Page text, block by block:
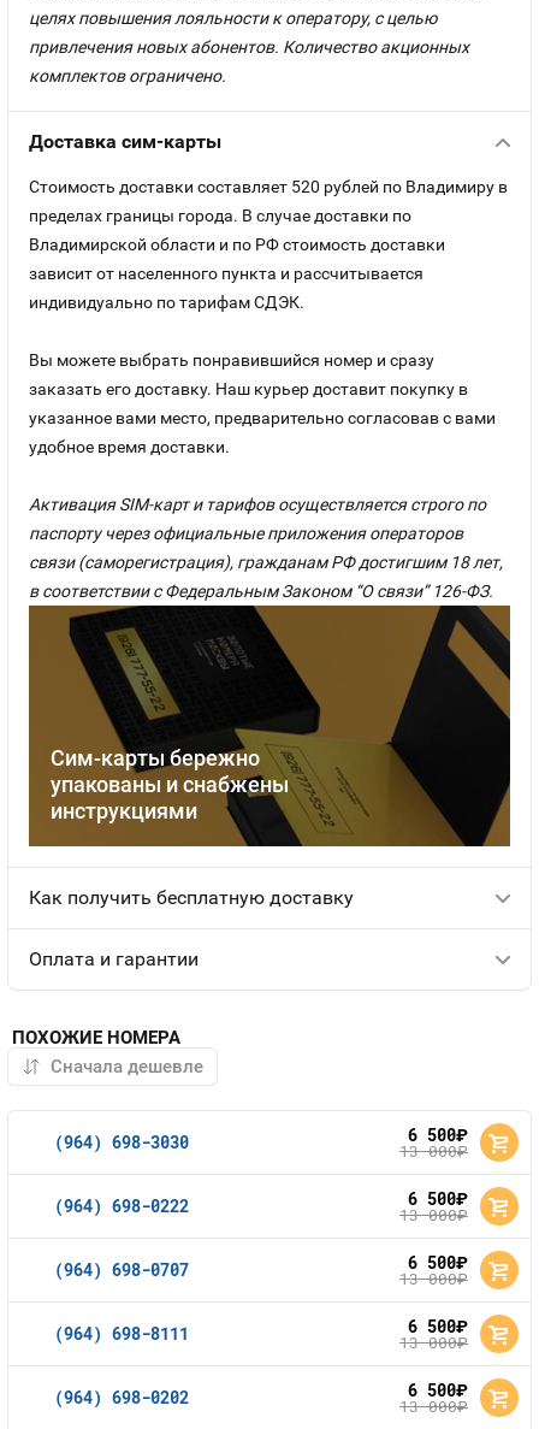
целях повышения лояльности к оператору, с целью
привлечения новых абонентов. Количество акционных
комплектов ограничено.
Доставка сим-карты
Сим-карты бережно
упакованы и снабжены
инструкциями
Стоимость доставки составляет 520 рублей по Владимиру в
пределах границы города. В случае доставки по
Владимирской области и по РФ стоимость доставки
зависит от населенного пункта и рассчитывается
индивидуально по тарифам СДЭК.
Вы можете выбрать понравившийся номер и сразу
заказать его доставку. Наш курьер доставит покупку в
указанное вами место, предварительно согласовав с вами
удобное время доставки.
Активация SIM-карт и тарифов осуществляется строго по
паспорту через официальные приложения операторов
связи (саморегистрация), гражданам РФ достигшим 18 лет,
в соответствии с Федеральным Законом “О связи” 126-ФЗ.
Как получить бесплатную доставку
Оплата и гарантии
ПОХОЖИЕ НОМЕРА
(964) 698-3030 6 500руб.
13 000руб.
(964) 698-0222 6 500руб.
13 000руб.
(964) 698-0707 6 500руб.
13 000руб.
(964) 698-8111 6 500руб.
13 000руб.
(964) 698-0202 6 500руб.
13 000руб.